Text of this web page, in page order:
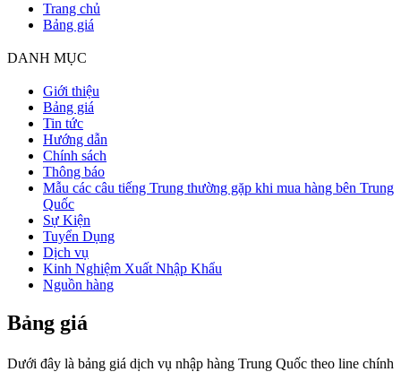
Trang chủ
Bảng giá
DANH MỤC
Giới thiệu
Bảng giá
Tin tức
Hướng dẫn
Chính sách
Thông báo
Mẫu các câu tiếng Trung thường gặp khi mua hàng bên Trung
Quốc
Sự Kiện
Tuyển Dụng
Dịch vụ
Kinh Nghiệm Xuất Nhập Khẩu
Nguồn hàng
Bảng giá
Dưới đây là bảng giá dịch vụ nhập hàng Trung Quốc theo line chính